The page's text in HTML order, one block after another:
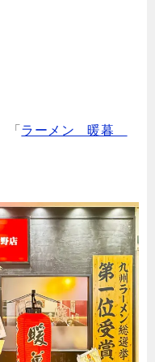
「 ラーメン 暖暮